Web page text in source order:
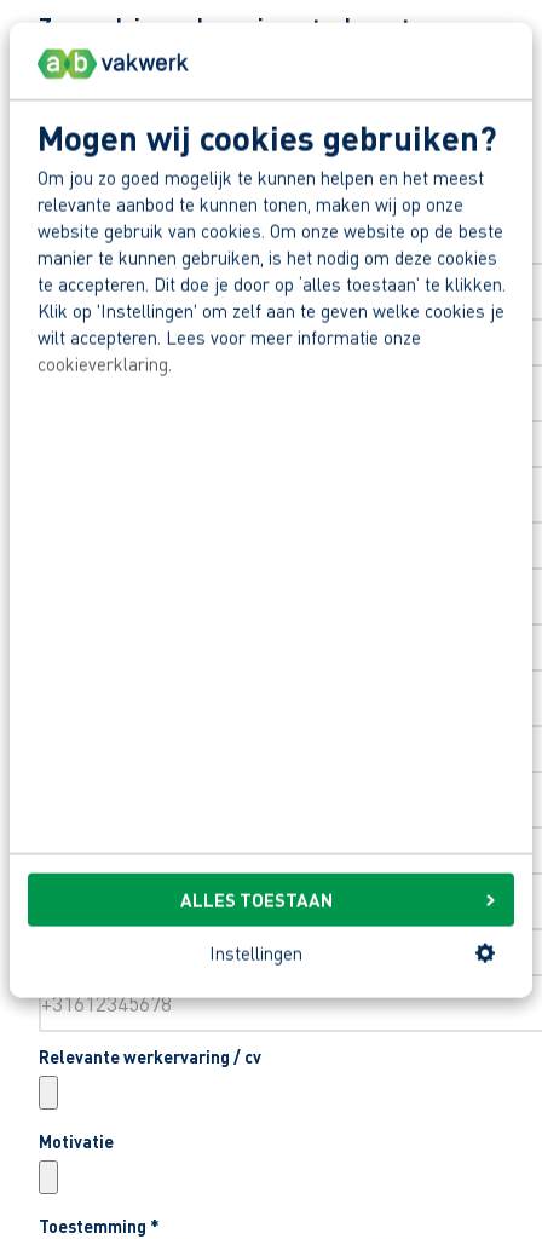
Mogen wij cookies gebruiken?
Om jou zo goed mogelijk te kunnen helpen en het meest
relevante aanbod te kunnen tonen, maken wij op onze
website gebruik van cookies. Om onze website op de beste
manier te kunnen gebruiken, is het nodig om deze cookies
te accepteren. Dit doe je door op ‘alles toestaan’ te klikken.
Klik op 'Instellingen' om zelf aan te geven welke cookies je
wilt accepteren. Lees voor meer informatie onze
cookieverklaring.
ALLES TOESTAAN
Instellingen
Zo maak je werk van jouw toekomst
Reageer nu op deze vacature. Al binnen 1
Waarom solliciteren via AB Vakwerk?
Snel naar een vast contract.
Beoordeeld door flexkrachten met een 9+.
Opleidingsvoucher van €1.000,00 voor een
Heb je eerst nog vragen? App, bel of mail dan
Deel deze vacature:
Solliciteer direct
Voornaam*
Achternaam*
Email*
Relevante werkervaring / cv
Motivatie
Toestemming *